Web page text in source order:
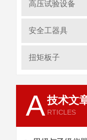
高压试验设备
安全工器具
扭矩板子
A技术文
RTICLES